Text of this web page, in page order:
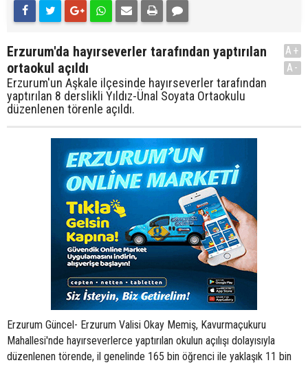
Erzurum'da hayırseverler tarafından yaptırılan
ortaokul açıldı
Erzurum'un Aşkale ilçesinde hayırseverler tarafından
yaptırılan 8 derslikli Yıldız-Ünal Soyata Ortaokulu
düzenlenen törenle açıldı.
A+
A-
Erzurum Güncel- Erzurum Valisi Okay Memiş, Kavurmaçukuru
Mahallesi'nde hayırseverlerce yaptırılan okulun açılışı dolayısıyla
düzenlenen törende, il genelinde 165 bin öğrenci ile yaklaşık 11 bin